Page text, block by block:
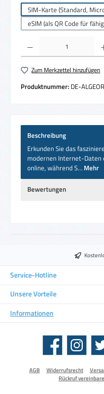
SIM-Karte (Standard,
eSIM (als QR Code für
Produkt Anzahl: Gib den
Zum Merkzettel hinzufügen
Produktnummer: DE-
Beschreibung
Erkunden Sie das
modernen Internet-Daten
online, während S… Mehr
Bewertungen
Service-Hotline
Unsere Vorteile
Informationen
Facebook Instagram
AGB Widerrufsrecht
Rückruf